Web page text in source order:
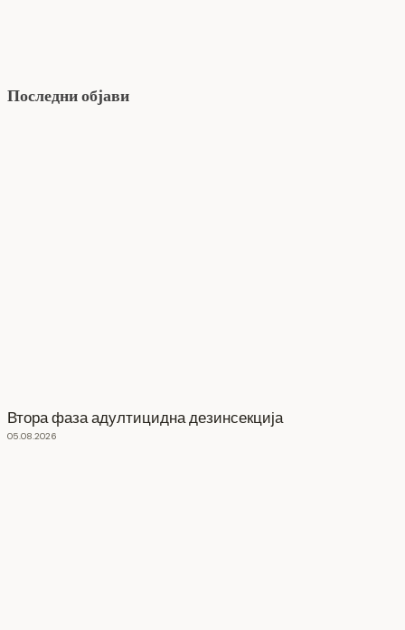
Последни објави
Втора фаза адултицидна дезинсекција
05.08.2026